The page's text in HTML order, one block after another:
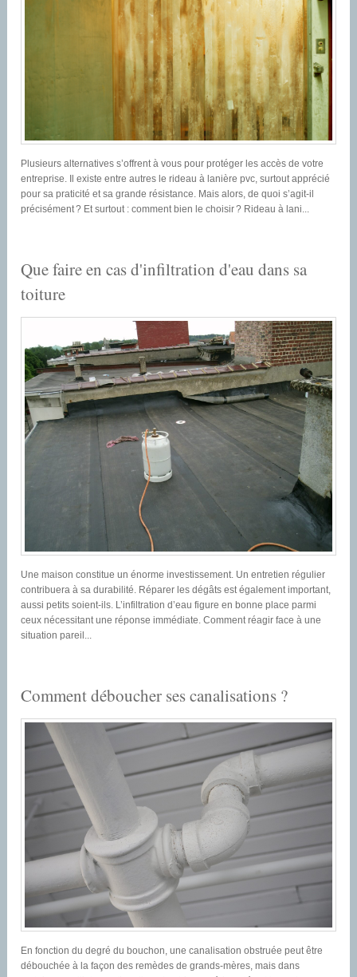
Plusieurs alternatives s’offrent à vous pour protéger les accès de votre
entreprise. Il existe entre autres le rideau à lanière pvc, surtout apprécié
pour sa praticité et sa grande résistance. Mais alors, de quoi s’agit-il
précisément ? Et surtout : comment bien le choisir ? Rideau à lani...
Que faire en cas d'infiltration d'eau dans sa
toiture
Une maison constitue un énorme investissement. Un entretien régulier
contribuera à sa durabilité. Réparer les dégâts est également important,
aussi petits soient-ils. L’infiltration d’eau figure en bonne place parmi
ceux nécessitant une réponse immédiate. Comment réagir face à une
situation pareil...
Comment déboucher ses canalisations ?
En fonction du degré du bouchon, une canalisation obstruée peut être
débouchée à la façon des remèdes de grands-mères, mais dans